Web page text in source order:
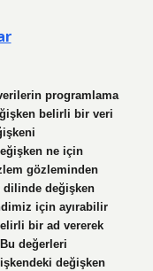
programlama
belirli bir veri
ne için
gözleminden
dilinde değişken
için ayırabilir
bir ad vererek
değerleri
değişken